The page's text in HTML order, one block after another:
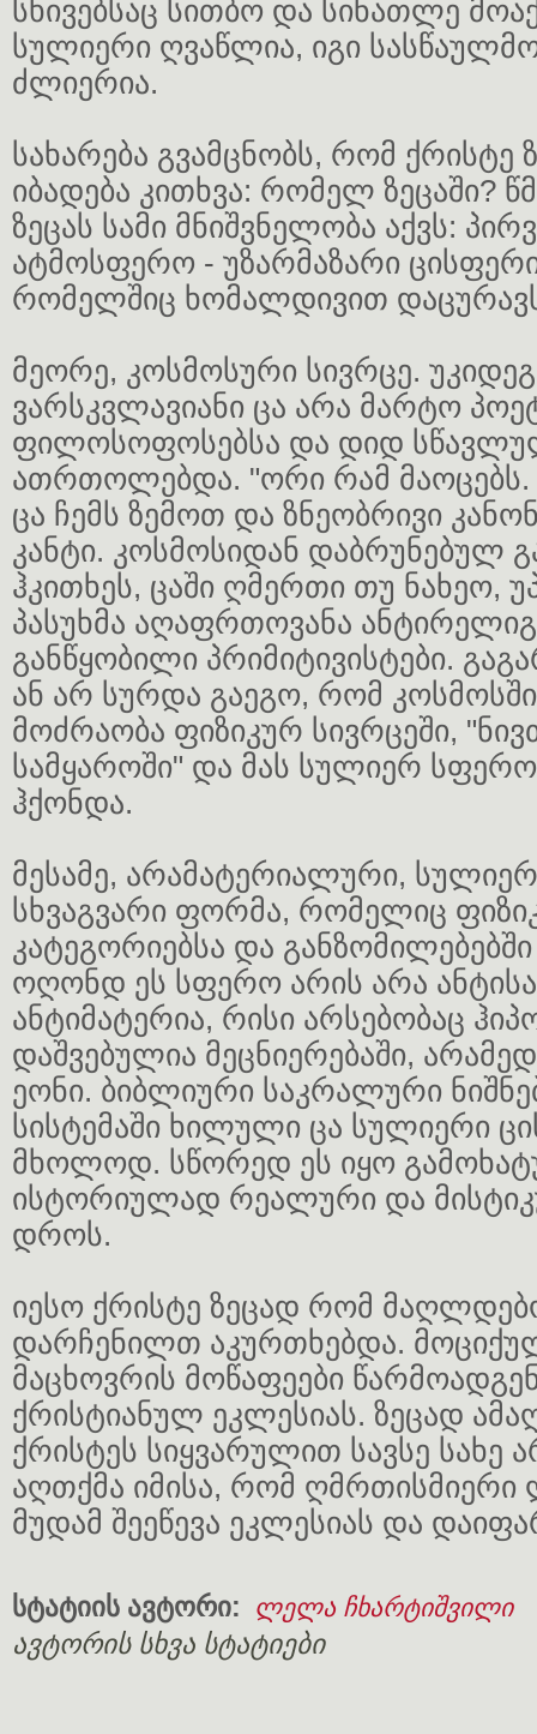
სხივებსაც სითბო და სინათლე
სულიერი ღვაწლია, იგი
ძლიერია.
სახარება გვამცნობს, რომ ქრისტე
იბადება კითხვა: რომელ ზეცაში?
ზეცას სამი მნიშვნელობა აქვს:
ატმოსფერო - უზარმაზარი
რომელშიც ხომალდივით დაცურავს
მეორე, კოსმოსური სივრცე.
ვარსკვლავიანი ცა არა მარტო
ფილოსოფოსებსა და დიდ
ათრთოლებდა. "ორი რამ მაოცებს.
ცა ჩემს ზემოთ და ზნეობრივი
კანტი. კოსმოსიდან დაბრუნებულ
ჰკითხეს, ცაში ღმერთი თუ ნახეო,
პასუხმა აღაფრთოვანა
განწყობილი პრიმიტივისტები.
ან არ სურდა გაეგო, რომ
მოძრაობა ფიზიკურ სივრცეში,
სამყაროში" და მას სულიერ
ჰქონდა.
მესამე, არამატერიალური,
სხვაგვარი ფორმა, რომელიც
კატეგორიებსა და
ოღონდ ეს სფერო არის არა
ანტიმატერია, რისი არსებობაც
დაშვებულია მეცნიერებაში,
ეონი. ბიბლიური საკრალური
სისტემაში ხილული ცა სულიერი
მხოლოდ. სწორედ ეს იყო
ისტორიულად რეალური და
დროს.
იესო ქრისტე ზეცად რომ
დარჩენილთ აკურთხებდა.
მაცხოვრის მოწაფეები
ქრისტიანულ ეკლესიას. ზეცად
ქრისტეს სიყვარულით სავსე სახე
აღთქმა იმისა, რომ ღმრთისმიერი
მუდამ შეეწევა ეკლესიას და
სტატიის ავტორი: ლელა ჩხარტიშვილი
ავტორის სხვა სტატიები